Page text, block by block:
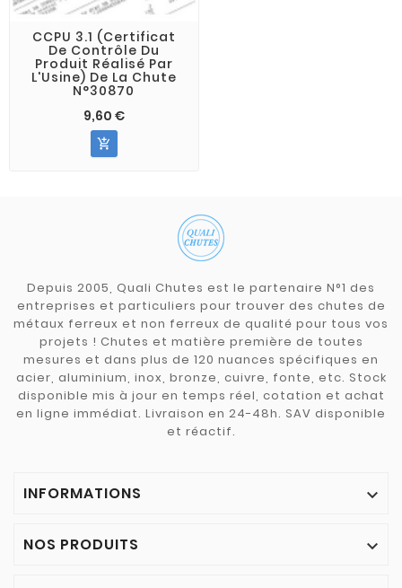
CCPU 3.1 (Certificat
De Contrôle Du
Produit Réalisé Par
L'Usine) De La Chute
N°30870
9,60 €

Depuis 2005, Quali Chutes est le partenaire N°1 des
entreprises et particuliers pour trouver des chutes de
métaux ferreux et non ferreux de qualité pour tous vos
projets ! Chutes et matière première de toutes
mesures et dans plus de 120 nuances spécifiques en
acier, aluminium, inox, bronze, cuivre, fonte, etc. Stock
disponible mis à jour en temps réel, cotation et achat
en ligne immédiat. Livraison en 24-48h. SAV disponible
et réactif.
INFORMATIONS 
NOS PRODUITS 